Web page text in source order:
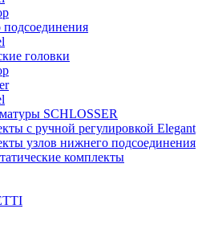
головки
SCHLOSSER
с ручной регулировкой Elegant
узлов нижнего подсоединения
комплекты